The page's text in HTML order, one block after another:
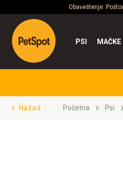
Obaveštenje:
PSI MAČKE
Nazad Početna Psi